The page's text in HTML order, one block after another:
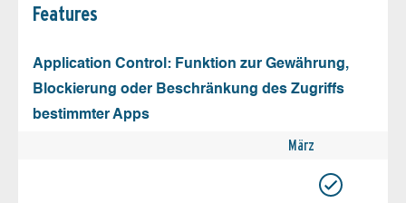
Features
Application Control: Funktion zur Gewährung,
Blockierung oder Beschränkung des Zugriffs
bestimmter Apps
März